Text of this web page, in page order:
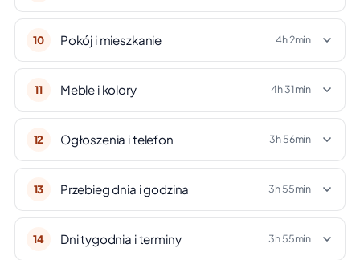
10 Pokój i mieszkanie 4h 2min
11 Meble i kolory 4h 31min
12 Ogłoszenia i telefon 3h 56min
13 Przebieg dnia i godzina 3h 55min
14 Dni tygodnia i terminy 3h 55min